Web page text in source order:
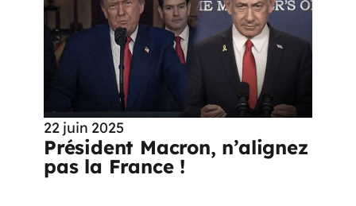
22 juin 2025
Président Macron, n’alignez
pas la France !